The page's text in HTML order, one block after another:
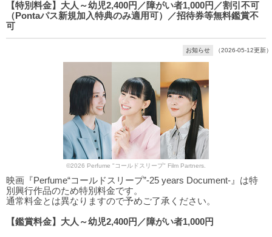
【特別料金】大人～幼児2,400円／障がい者1,000円／割引不可
（Pontaパス新規加入特典のみ適用可）／招待券等無料鑑賞不
可
お知らせ （2026-05-12更新）
©2026 Perfume "コールドスリープ" Film Partners.
映画『Perfume“コールドスリープ”-25 years Document-』は特
別興行作品のため特別料金です。
通常料金とは異なりますので予めご了承ください。
【鑑賞料金】大人～幼児2,400円／障がい者1,000円